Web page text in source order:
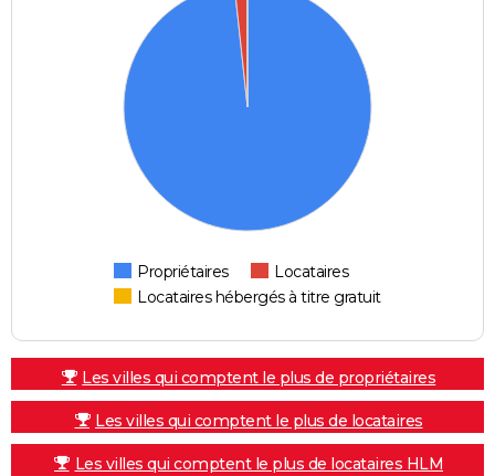
Propriétaires
Locataires
Locataires hébergés à titre gratuit
Les villes qui comptent le plus de propriétaires
Les villes qui comptent le plus de locataires
Les villes qui comptent le plus de locataires HLM